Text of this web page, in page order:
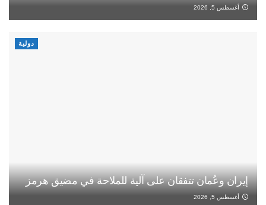
أغسطس 5, 2026
دولية
إيران وعُمان تتفقان على آلية للملاحة في مضيق هرمز
أغسطس 5, 2026